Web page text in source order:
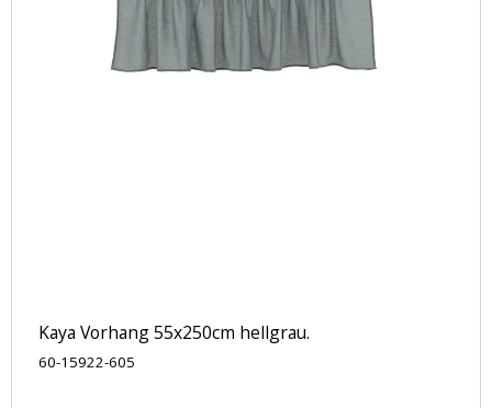
Kaya Vorhang 55x250cm hellgrau.
60-15922-605